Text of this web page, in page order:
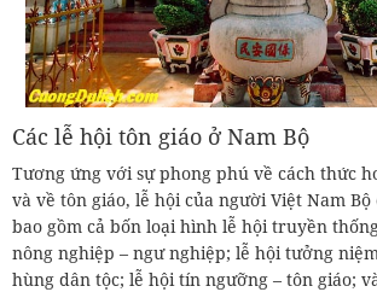
Các lễ hội tôn giáo ở Nam Bộ
Tương ứng với sự phong phú về cách thức
và về tôn giáo, lễ hội của người Việt Nam
bao gồm cả bốn loại hình lễ hội truyền
nông nghiệp – ngư nghiệp; lễ hội tưởng
hùng dân tộc; lễ hội tín ngưỡng – tôn giáo;